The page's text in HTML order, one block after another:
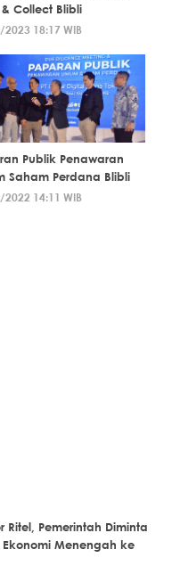
Collect Blibli
18:17 WIB
Publik Penawaran
Saham Perdana Blibli
14:11 WIB
Ritel, Pemerintah Diminta
Ekonomi Menengah ke